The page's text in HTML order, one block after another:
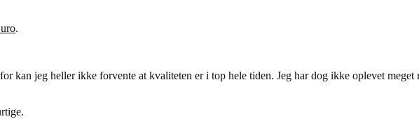
.
kan jeg heller ikke forvente at kvaliteten er i top hele tiden. Jeg har dog ikke oplevet meget